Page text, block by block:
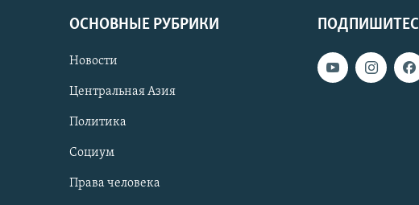
ОСНОВНЫЕ РУБРИКИ
Новости
Центральная Азия
Политика
Социум
Права человека